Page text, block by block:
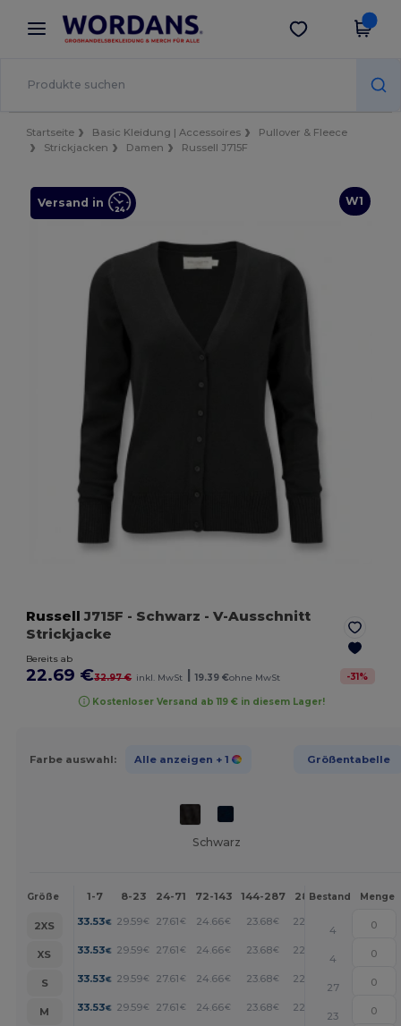
× Wordans App
Bessere Preise in der App!
App holen
Startseite Basic Kleidung | Accessoires
Pullover & Fleece
Strickjacken
Damen Russell J715F
W1
Versand in
Russell J715F - Schwarz - V-Ausschnitt
Strickjacke
Bereits ab
22.69 €32.97 € inkl. MwSt | 19.39 €ohne MwSt -31%
Kostenloser Versand ab 119 € in diesem Lager!
Farbe auswahl: Alle anzeigen + 1 Größentabelle
Schwarz
Größe 1-7 8-23 24-71 72-143 144-287 288 + Mehr
Bestand Menge
2XS 33.53€ 29.59€ 27.61€ 24.66€ 23.68€ 22.69
4
XS
33.53€ 29.59€ 27.61€ 24.66€ 23.68€ 22.69
4
S
33.53€ 29.59€ 27.61€ 24.66€ 23.68€ 22.69
27
M
33.53€ 29.59€ 27.61€ 24.66€ 23.68€ 22.69
23